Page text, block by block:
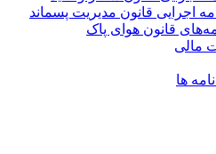
اجرایی قانون مدیریت پسماند
قانون هوای پاک
مالی
ها